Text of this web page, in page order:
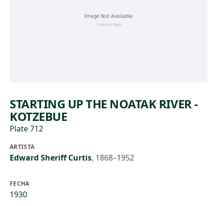
STARTING UP THE NOATAK RIVER -
KOTZEBUE
Plate 712
ARTISTA
Edward Sheriff Curtis, 1868–1952
FECHA
1930